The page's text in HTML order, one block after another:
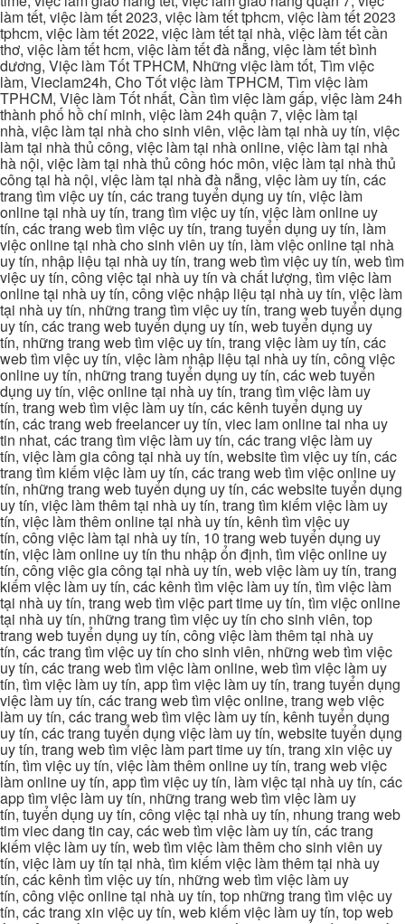
làm tết, việc làm tết 2023, việc làm tết tphcm, việc làm tết 2023
tphcm, việc làm tết 2022, việc làm tết tại nhà, việc làm tết cần
thơ, việc làm tết hcm, việc làm tết đà nẵng, việc làm tết bình
dương, Việc làm Tốt TPHCM, Những việc làm tốt, Tìm việc
làm, Vieclam24h, Cho Tốt việc làm TPHCM, Tìm việc làm
TPHCM, Việc làm Tốt nhất, Cần tìm việc làm gấp, việc làm 24h
thành phố hồ chí minh, việc làm 24h quận 7, việc làm tại
nhà, việc làm tại nhà cho sinh viên, việc làm tại nhà uy tín, việc
làm tại nhà thủ công, việc làm tại nhà online, việc làm tại nhà
hà nội, việc làm tại nhà thủ công hóc môn, việc làm tại nhà thủ
công tại hà nội, việc làm tại nhà đà nẵng, việc làm uy tín, các
trang tìm việc uy tín, các trang tuyển dụng uy tín, việc làm
online tại nhà uy tín, trang tìm việc uy tín, việc làm online uy
tín, các trang web tìm việc uy tín, trang tuyển dụng uy tín, làm
việc online tại nhà cho sinh viên uy tín, làm việc online tại nhà
uy tín, nhập liệu tại nhà uy tín, trang web tìm việc uy tín, web tìm
việc uy tín, công việc tại nhà uy tín và chất lượng, tìm việc làm
online tại nhà uy tín, công việc nhập liệu tại nhà uy tín, việc làm
tại nhà uy tín, những trang tìm việc uy tín, trang web tuyển dụng
uy tín, các trang web tuyển dụng uy tín, web tuyển dụng uy
tín, những trang web tìm việc uy tín, trang việc làm uy tín, các
web tìm việc uy tín, việc làm nhập liệu tại nhà uy tín, công việc
online uy tín, những trang tuyển dụng uy tín, các web tuyển
dụng uy tín, việc online tại nhà uy tín, trang tìm việc làm uy
tín, trang web tìm việc làm uy tín, các kênh tuyển dụng uy
tín, các trang web freelancer uy tín, viec lam online tai nha uy
tin nhat, các trang tìm việc làm uy tín, các trang việc làm uy
tín, việc làm gia công tại nhà uy tín, website tìm việc uy tín, các
trang tìm kiếm việc làm uy tín, các trang web tìm việc online uy
tín, những trang web tuyển dụng uy tín, các website tuyển dụng
uy tín, việc làm thêm tại nhà uy tín, trang tìm kiếm việc làm uy
tín, việc làm thêm online tại nhà uy tín, kênh tìm việc uy
tín, công việc làm tại nhà uy tín, 10 trang web tuyển dụng uy
tín, việc làm online uy tín thu nhập ổn định, tìm việc online uy
tín, công việc gia công tại nhà uy tín, web việc làm uy tín, trang
kiếm việc làm uy tín, các kênh tìm việc làm uy tín, tìm việc làm
tại nhà uy tín, trang web tìm việc part time uy tín, tìm việc online
tại nhà uy tín, những trang tìm việc uy tín cho sinh viên, top
trang web tuyển dụng uy tín, công việc làm thêm tại nhà uy
tín, các trang tìm việc uy tín cho sinh viên, những web tìm việc
uy tín, các trang web tìm việc làm online, web tìm việc làm uy
tín, tìm việc làm uy tín, app tìm việc làm uy tín, trang tuyển dụng
việc làm uy tín, các trang web tìm việc online, trang web việc
làm uy tín, các trang web tìm việc làm uy tín, kênh tuyển dụng
uy tín, các trang tuyển dụng việc làm uy tín, website tuyển dụng
uy tín, trang web tìm việc làm part time uy tín, trang xin việc uy
tín, tìm việc uy tín, việc làm thêm online uy tín, trang web việc
làm online uy tín, app tìm việc uy tín, làm việc tại nhà uy tín, các
app tìm việc làm uy tín, những trang web tìm việc làm uy
tín, tuyển dụng uy tín, công việc tại nhà uy tín, nhung trang web
tim viec dang tin cay, các web tìm việc làm uy tín, các trang
kiếm việc làm uy tín, web tìm việc làm thêm cho sinh viên uy
tín, việc làm uy tín tại nhà, tìm kiếm việc làm thêm tại nhà uy
tín, các kênh tìm việc uy tín, những web tìm việc làm uy
tín, công việc online tại nhà uy tín, top những trang tìm việc uy
tín, các trang xin việc uy tín, web kiếm việc làm uy tín, top web